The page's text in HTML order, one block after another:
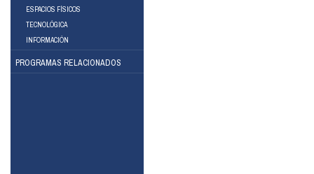
ESPACIOS FÍSICOS
TECNOLÓGICA
INFORMACIÓN
PROGRAMAS RELACIONADOS